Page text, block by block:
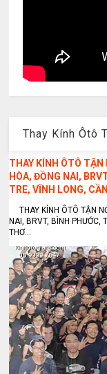
Thay Kính Ôtô
THAY KÍNH ÔTÔ TẬN
HÒA, ĐỒNG NAI,
TRE, VĨNH LONG,
THAY KÍNH ÔTÔ TẬN
NAI, BRVT, BÌNH PHƯỚC,
THƠ...